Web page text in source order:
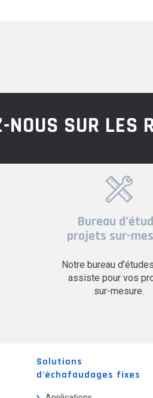
NOUS SUR LES
Bureau
projets sur-
Notre bureau
assiste pour vos
sur-mesure.
Solutions
d'échafaudages fixes